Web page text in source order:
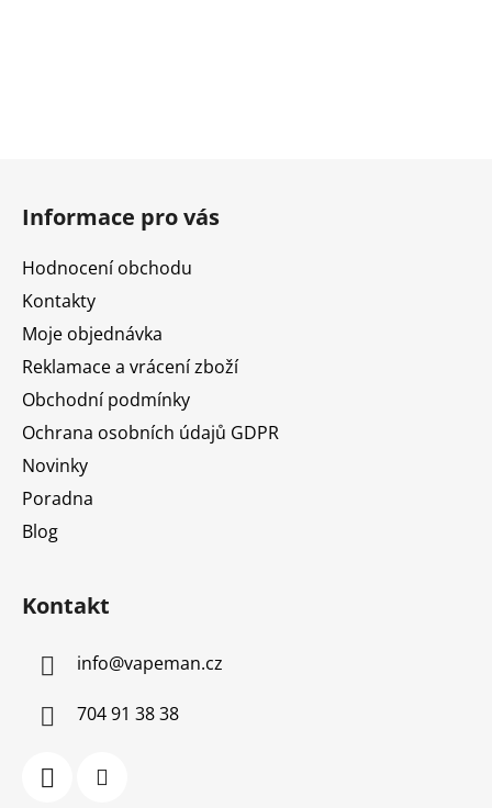
Informace pro vás
Hodnocení obchodu
Kontakty
Moje objednávka
Reklamace a vrácení zboží
Obchodní podmínky
Ochrana osobních údajů GDPR
Novinky
Poradna
Blog
Kontakt
info@vapeman.cz
704 91 38 38